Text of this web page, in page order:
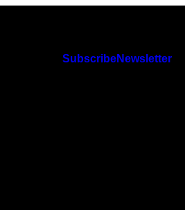
SubscribeNewsletter